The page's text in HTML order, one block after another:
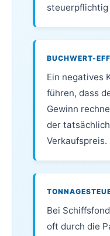
steuerpflichtig
BUCHWERT-
Ein negatives
führen, dass
Gewinn
der
Verkaufspreis.
Bei
oft durch die